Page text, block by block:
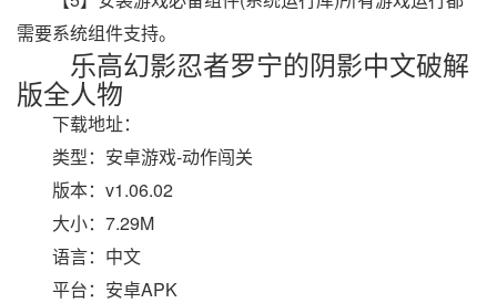
需要系统组件支持。
乐高幻影忍者罗宁的阴影中文破解
版全人物
下载地址：
类型：安卓游戏-动作闯关
版本：v1.06.02
大小：7.29M
语言：中文
平台：安卓APK